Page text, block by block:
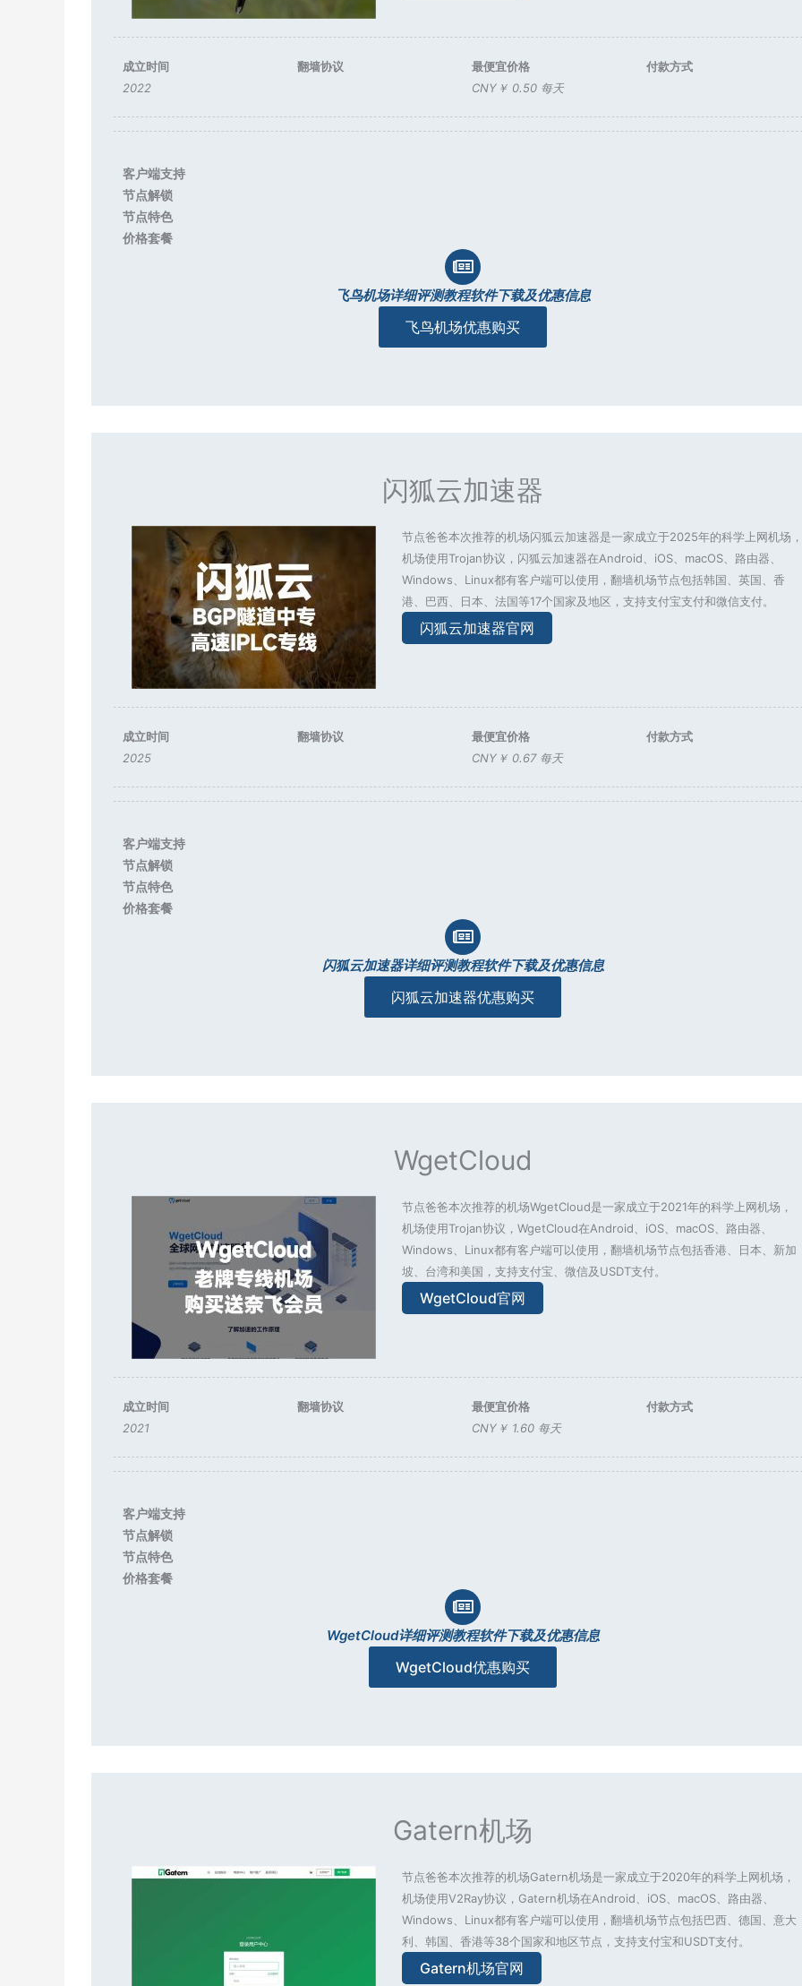
成立时间
2022
翻墙协议
最便宜价格
CNY￥ 0.50 每天
付款方式
客户端支持
节点解锁
节点特色
价格套餐
飞鸟机场详细评测教程软件下载及优惠信息
飞鸟机场优惠购买
闪狐云加速器
节点爸爸本次推荐的机场闪狐云加速器是一家成立于2025年的科学上网机场，
机场使用Trojan协议，闪狐云加速器在Android、iOS、macOS、路由器、
Windows、Linux都有客户端可以使用，翻墙机场节点包括韩国、英国、香
港、巴西、日本、法国等17个国家及地区，支持支付宝支付和微信支付。
闪狐云加速器官网
成立时间
2025
翻墙协议
最便宜价格
CNY￥ 0.67 每天
付款方式
客户端支持
节点解锁
节点特色
价格套餐
闪狐云加速器详细评测教程软件下载及优惠信息
闪狐云加速器优惠购买
WgetCloud
节点爸爸本次推荐的机场WgetCloud是一家成立于2021年的科学上网机场，
机场使用Trojan协议，WgetCloud在Android、iOS、macOS、路由器、
Windows、Linux都有客户端可以使用，翻墙机场节点包括香港、日本、新加
坡、台湾和美国，支持支付宝、微信及USDT支付。
WgetCloud官网
成立时间
2021
翻墙协议
最便宜价格
CNY￥ 1.60 每天
付款方式
客户端支持
节点解锁
节点特色
价格套餐
WgetCloud详细评测教程软件下载及优惠信息
WgetCloud优惠购买
Gatern机场
节点爸爸本次推荐的机场Gatern机场是一家成立于2020年的科学上网机场，
机场使用V2Ray协议，Gatern机场在Android、iOS、macOS、路由器、
Windows、Linux都有客户端可以使用，翻墙机场节点包括巴西、德国、意大
利、韩国、香港等38个国家和地区节点，支持支付宝和USDT支付。
Gatern机场官网